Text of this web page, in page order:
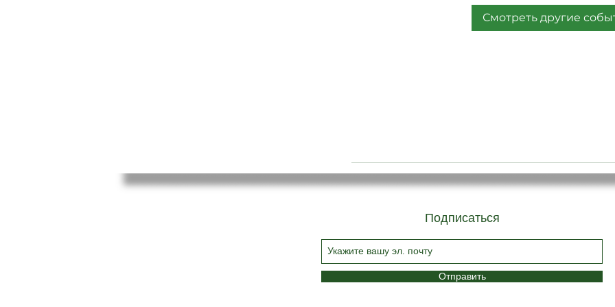
Смотреть другие
Подписаться
Отправить